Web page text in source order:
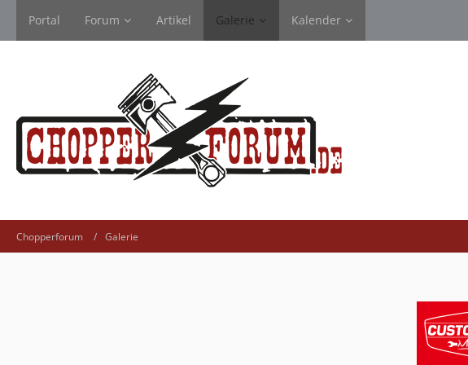
Portal Forum Artikel Galerie Kalender
Chopperforum Galerie